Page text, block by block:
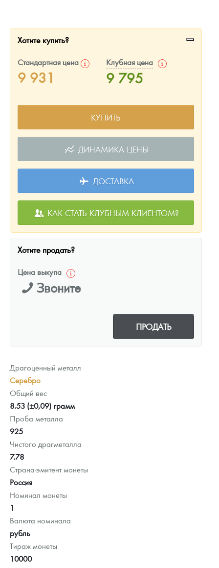
Наборы подарочных и коллекционных монет
Монеты и жетоны из недрагоценных металлов
Хотите купить?
Стандартная цена
9 931
Клубная цена
9 795
КУПИТЬ
ДИНАМИКА ЦЕНЫ
ДОСТАВКА
КАК СТАТЬ КЛУБНЫМ КЛИЕНТОМ?
Хотите продать?
Цена выкупа
Звоните
ПРОДАТЬ
Драгоценный металл
Серебро
Общий вес
8.53 (±0,09) грамм
Проба металла
925
Чистого драгметалла
7.78
Страна-эмитент монеты
Россия
Номинал монеты
1
Валюта номинала
рубль
Тираж монеты
10000